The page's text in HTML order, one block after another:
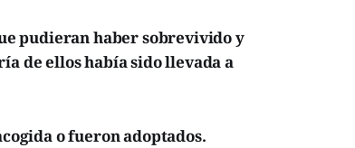
pudieran haber sobrevivido y
de ellos había sido llevada a
o fueron adoptados.